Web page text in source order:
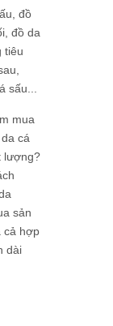
đồ
đồ da
tiêu
sấu...
mua
cá
lượng?
sản
cả hợp
dài